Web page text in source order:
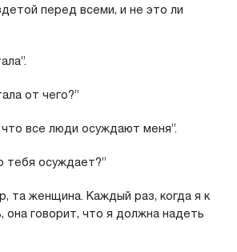
перед всеми, и не это ли
от чего?”
все люди осуждают меня”.
тебя осуждает?”
та женщина. Каждый раз, когда я к
она говорит, что я должна надеть